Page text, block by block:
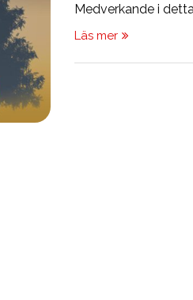
Medverkande i
Läs mer